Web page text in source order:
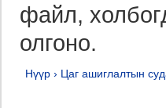
файл,
олгоно.
Нүүр › Цаг ашиглалтын